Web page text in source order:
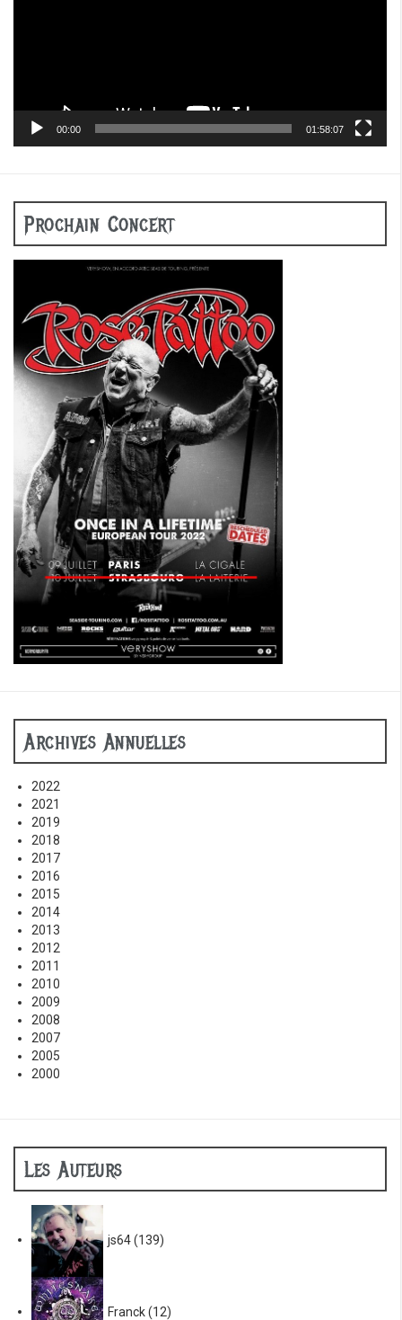
00:00 01:58:07
Prochain Concert
Archives Annuelles
2022
2021
2019
2018
2017
2016
2015
2014
2013
2012
2011
2010
2009
2008
2007
2005
2000
Les Auteurs
js64(139)
Franck(12)